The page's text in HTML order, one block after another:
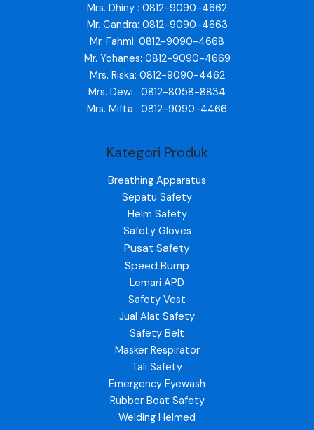
Mrs. Dhiny : 0812-9090-4662
Mr. Candra: 0812-9090-4663
Mr. Fahmi: 0812-9090-4668
Mr. Yohanes: 0812-9090-4669
Mrs. Riska: 0812-9090-4462
Mrs. Dewi : 0812-8058-8834
Mrs. Mifta : 0812-9090-4466
Kategori Produk
Breathing Apparatus
Sepatu Safety
Helm Safety
Safety Gloves
Pusat Safety
Speed Bump
Lemari APD
Safety Vest
Jual Alat Safety
Safety Belt
Masker Respirator
Tali Safety
Emergency Eyewash
Rubber Boat Safety
Welding Helmed